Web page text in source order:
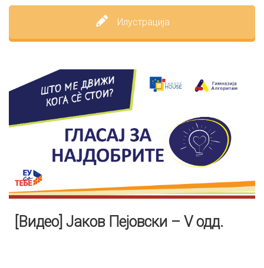
Илустрација
[Видео] Јаков Пејовски – V одд.